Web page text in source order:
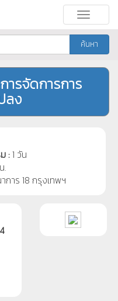
Toggle
ค้นหา
ารจัดการการ
ลง
:1 วัน
.
าร 18 กรุงเทพฯ